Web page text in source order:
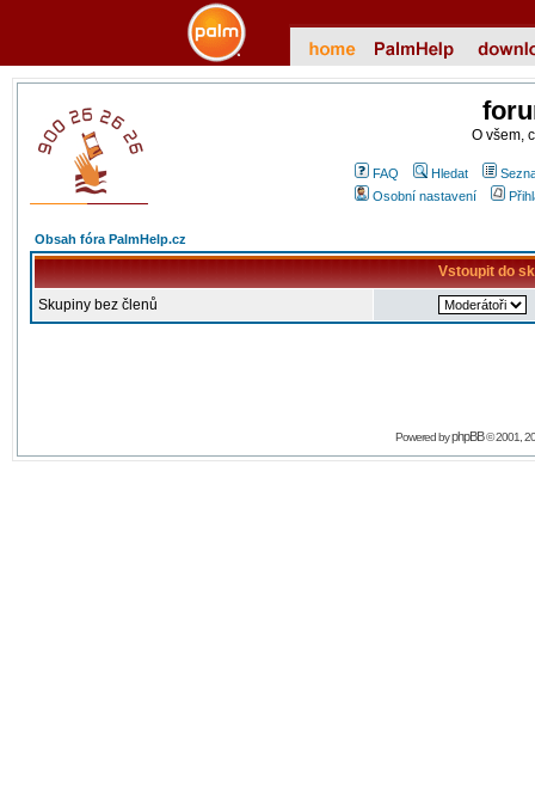
O všem,
FAQ Hledat
Osobní nastavení
Obsah fóra PalmHelp.cz
Vstoupit do
Skupiny bez členů
Powered byphpBB© 2001,